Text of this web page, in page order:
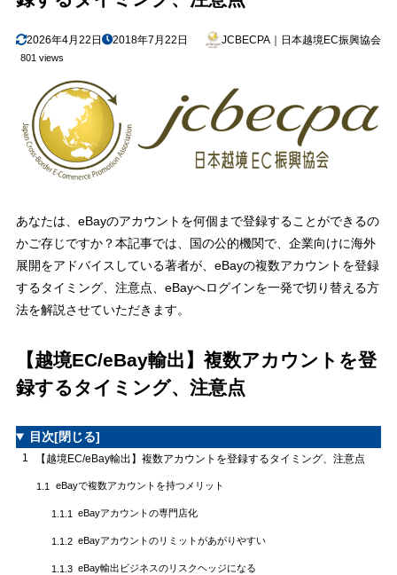
2026年4月22日 2018年7月22日 JCBECPA｜日本越境EC振興協会
801 views
あなたは、eBayのアカウントを何個まで登録することができるの
かご存じですか？本記事では、国の公的機関で、企業向けに海外
展開をアドバイスしている著者が、eBayの複数アカウントを登録
するタイミング、注意点、eBayへログインを一発で切り替える方
法を解説させていただきます。
【越境EC/eBay輸出】複数アカウントを登
録するタイミング、注意点
目次[閉じる]
1 【越境EC/eBay輸出】複数アカウントを登録するタイミング、注意点
1.1 eBayで複数アカウントを持つメリット
1.1.1 eBayアカウントの専門店化
1.1.2 eBayアカウントのリミットがあがりやすい
1.1.3 eBay輸出ビジネスのリスクヘッジになる
3 まとめ